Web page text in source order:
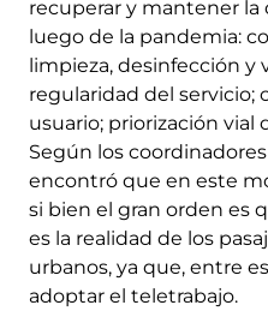
recuperar y mantener la
luego de la pandemia:
limpieza, desinfección y
regularidad del servicio;
usuario; priorización
Según los
encontró que en este
si bien el gran orden es
es la realidad de los
urbanos, ya que, entre
adoptar el teletrabajo.